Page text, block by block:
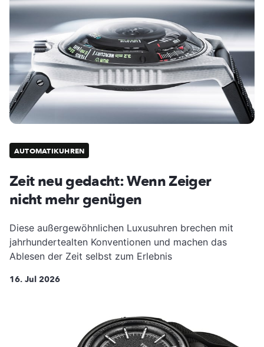
AUTOMATIKUHREN
Zeit neu gedacht: Wenn Zeiger
nicht mehr genügen
Diese außergewöhnlichen Luxusuhren brechen mit
jahrhundertealten Konventionen und machen das
Ablesen der Zeit selbst zum Erlebnis
16. Jul 2026